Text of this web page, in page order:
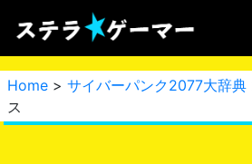
Home > サイバーパンク2077大辞典
ス